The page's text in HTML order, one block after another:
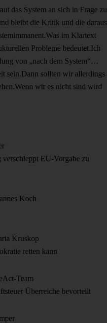
das System an sich in Frage zu
bleibt die Kritik und die daraus
im Klartext
Probleme bedeutet.Ich
von „nach dem System“…
sein.Dann sollten wir allerdings
wir es nicht sind wird
verschleppt EU-Vorgabe zu
Koch
Kruskop
retten kann
Team
Überreiche bevorteilt